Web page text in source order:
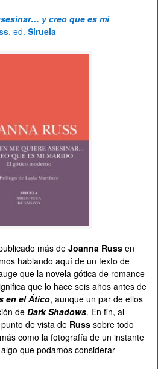
y creo que es mi
, ed. Siruela
más de Joanna Russ en
hablando aquí de un texto de
que la novela gótica de romance
que lo hace seis años antes de
en el Ático, aunque un par de ellos
de Dark Shadows. En fin, al
de vista de Russ sobre todo
como la fotografía de un instante
que podamos considerar